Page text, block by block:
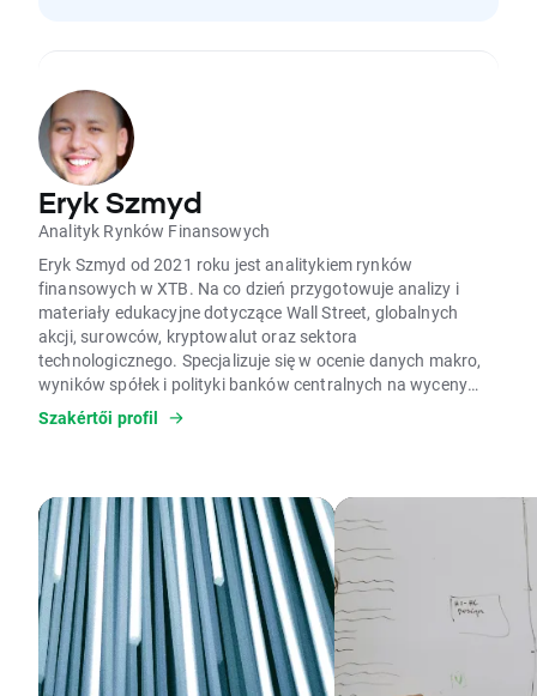
Eryk Szmyd
Analityk Rynków Finansowych
Eryk Szmyd od 2021 roku jest analitykiem rynków
finansowych w XTB. Na co dzień przygotowuje analizy i
materiały edukacyjne dotyczące Wall Street, globalnych
akcji, surowców, kryptowalut oraz sektora
technologicznego. Specjalizuje się w ocenie danych makro,
wyników spółek i polityki banków centralnych na wyceny
aktywów. W pracy wykorzystuje analizę fundamentalną,
modele wyceny, analizę makroekonomiczną czy dane
aktywa skrajnie wyprzedane lub wykupione zgodnie z
podejściem kontrariańskim. Jest autorem licznych analiz
rynkowych i artykułów edukacyjnych o inwestowaniu oraz
rynkach finansowych; prywatnie interesuje się kryzysami,
cyklami gospodarczymi i psychologią.
Szakértői profil